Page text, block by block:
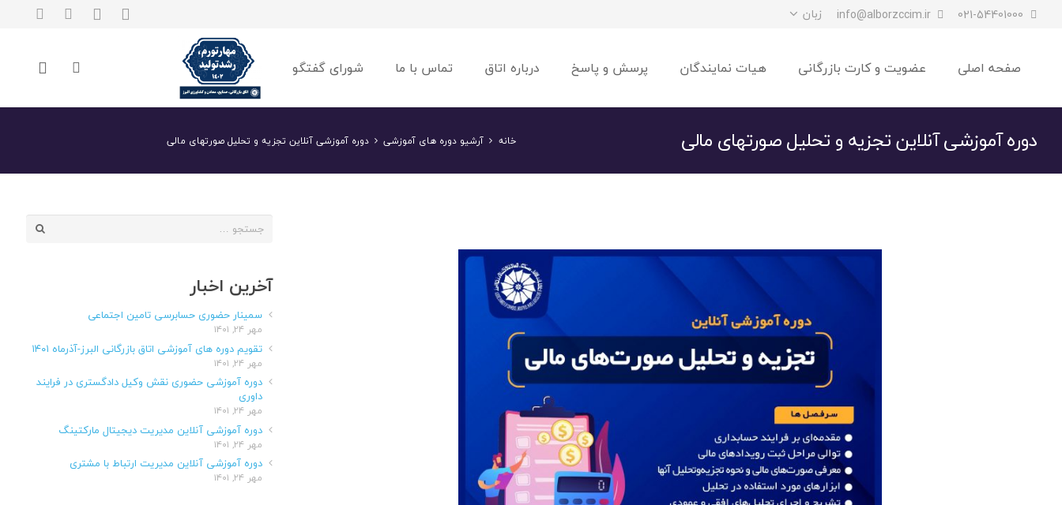
021-54401000
info@alborzccim.ir زبان
صفحه اصلی عضویت و کارت بازرگانی هیات نمایندگان پرسش و پاسخ درباره اتاق تماس با ما شورای گفتگو
دوره آموزشی آنلاین تجزیه و تحلیل صورتهای مالی خانه آرشیو دوره های آموزشی دوره آموزشی آنلاین تجزیه و تحلیل صورتهای مالی
جستجو
آخرین اخبار
سمینار حضوری حسابرسی تامین اجتماعی
مهر ۲۴, ۱۴۰۱
تقویم دوره های آموزشی اتاق بازرگانی البرز-آذرماه ۱۴۰۱
مهر ۲۴, ۱۴۰۱
دوره آموزشی حضوری نقش وکیل دادگستری در فرایند
داوری
مهر ۲۴, ۱۴۰۱
دوره آموزشی آنلاین مدیریت دیجیتال مارکتینگ
مهر ۲۴, ۱۴۰۱
دوره آموزشی آنلاین مدیریت ارتباط با مشتری
مهر ۲۴, ۱۴۰۱